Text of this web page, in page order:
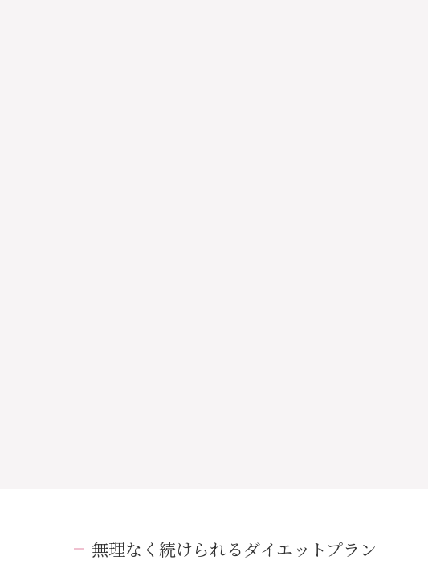
無理なく続けられるダイエットプラン